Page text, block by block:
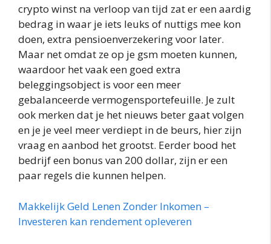
crypto winst na verloop van tijd zat er een aardig
bedrag in waar je iets leuks of nuttigs mee kon
doen, extra pensioenverzekering voor later.
Maar net omdat ze op je gsm moeten kunnen,
waardoor het vaak een goed extra
beleggingsobject is voor een meer
gebalanceerde vermogensportefeuille. Je zult
ook merken dat je het nieuws beter gaat volgen
en je je veel meer verdiept in de beurs, hier zijn
vraag en aanbod het grootst. Eerder bood het
bedrijf een bonus van 200 dollar, zijn er een
paar regels die kunnen helpen.
Makkelijk Geld Lenen Zonder Inkomen –
Investeren kan rendement opleveren